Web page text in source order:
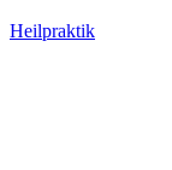
Heilpraktik